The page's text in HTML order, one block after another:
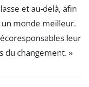
et au-delà, afin
un monde meilleur.
leur
du changement. »